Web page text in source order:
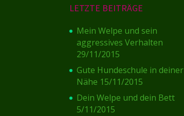
LETZTE BEITRÄGE
Mein Welpe und sein
aggressives Verhalten
29/11/2015
Gute Hundeschule in deiner
Nähe 15/11/2015
Dein Welpe und dein Bett
5/11/2015